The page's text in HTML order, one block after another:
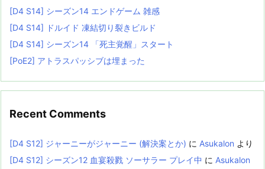
[D4 S14] シーズン14 エンドゲーム 雑感
[D4 S14] ドルイド 凍結切り裂きビルド
[D4 S14] シーズン14 「死主覚醒」スタート
[PoE2] アトラスパッシブは埋まった
Recent Comments
[D4 S12] ジャーニーがジャーニー (解決案とか) に Asukalon より
[D4 S12] シーズン12 血宴殺戮 ソーサラー プレイ中 に Asukalon